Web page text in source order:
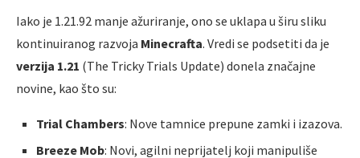
Iako je 1.21.92 manje ažuriranje, ono se uklapa u širu sliku
kontinuiranog razvoja Minecrafta. Vredi se podsetiti da je
verzija 1.21 (The Tricky Trials Update) donela značajne
novine, kao što su:
Trial Chambers: Nove tamnice prepune zamki i izazova.
Breeze Mob: Novi, agilni neprijatelj koji manipuliše